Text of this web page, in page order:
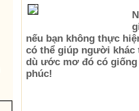
nếu bạn không thực
có thể giúp người
dù ước mơ đó có giống
phúc!